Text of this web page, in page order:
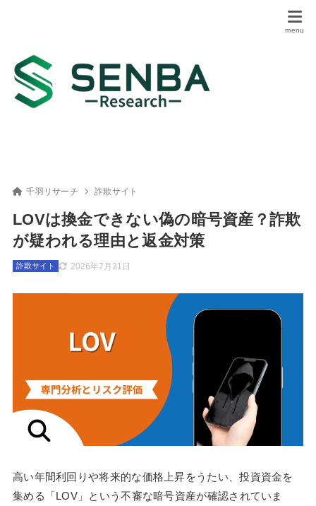
千羽リサーチ 詐欺サイト
LOVは換金できない偽の暗号資産？詐欺
が疑われる理由と返金対策
2026年7月31日
詐欺サイト
高い年間利回りや将来的な価格上昇をうたい、投資資金を
集める「LOV」という不審な暗号資産が確認されていま